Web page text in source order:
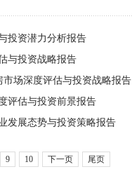
投资潜力分析报告
与投资战略报告
场深度评估与投资战略报告
评估与投资前景报告
发展态势与投资策略报告
9 10 下一页 尾页